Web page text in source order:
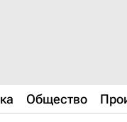
Общество